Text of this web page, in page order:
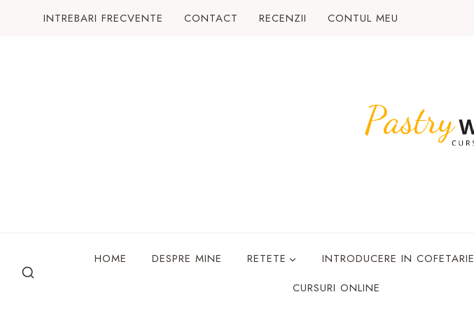
INTREBARI FRECVENTE CONTACT RECENZII CONTUL MEU
HOME DESPRE MINE RETETE INTRODUCERE IN COFETARIE
CURSURI ONLINE